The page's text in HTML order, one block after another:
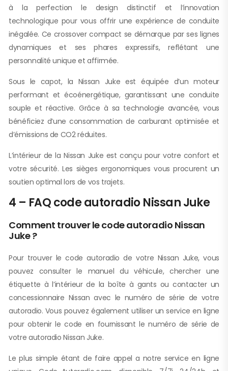
à la perfection le design distinctif et l’innovation
technologique pour vous offrir une expérience de conduite
inégalée. Ce crossover compact se démarque par ses lignes
dynamiques et ses phares expressifs, reflétant une
personnalité unique et affirmée.
Sous le capot, la Nissan Juke est équipée d’un moteur
performant et écoénergétique, garantissant une conduite
souple et réactive. Grâce à sa technologie avancée, vous
bénéficiez d’une consommation de carburant optimisée et
d’émissions de CO2 réduites.
L’intérieur de la Nissan Juke est conçu pour votre confort et
votre sécurité. Les sièges ergonomiques vous procurent un
soutien optimal lors de vos trajets.
4 – FAQ code autoradio Nissan Juke
Comment trouver le code autoradio Nissan
Juke ?
Pour trouver le code autoradio de votre Nissan Juke, vous
pouvez consulter le manuel du véhicule, chercher une
étiquette à l’intérieur de la boîte à gants ou contacter un
concessionnaire Nissan avec le numéro de série de votre
autoradio. Vous pouvez également utiliser un service en ligne
pour obtenir le code en fournissant le numéro de série de
votre autoradio Nissan Juke.
Le plus simple étant de faire appel a notre service en ligne